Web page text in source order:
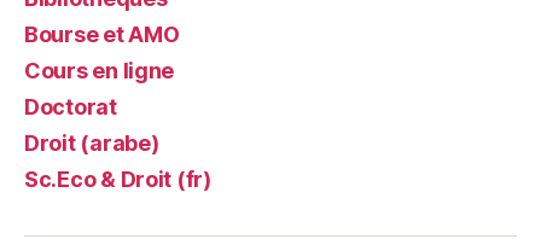
Bourse et AMO
Cours en ligne
Doctorat
Droit (arabe)
Sc.Eco & Droit (fr)